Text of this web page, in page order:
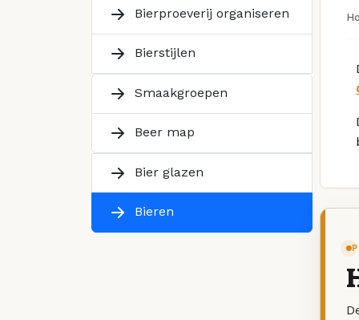
Bierproeverij organiseren
Bierstijlen
Smaakgroepen
Beer map
Bier glazen
Bieren